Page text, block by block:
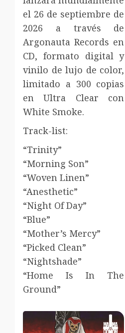
el 26 de septiembre de
2026 a través de
Argonauta Records en
CD, formato digital y
vinilo de lujo de color,
limitado a 300 copias
en Ultra Clear con
White Smoke.
Track-list:
“Trinity”
“Morning Son”
“Woven Linen”
“Anesthetic”
“Night Of Day”
“Blue”
“Mother’s Mercy”
“Picked Clean”
“Nightshade”
“Home Is In The
Ground”